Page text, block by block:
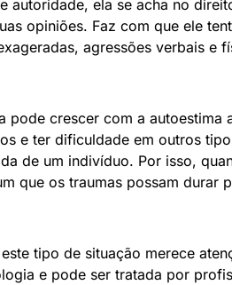
autoridade, ela se acha no
opiniões. Faz com que ele
agressões verbais e
pode crescer com a autoestima
e ter dificuldade em outros
de um indivíduo. Por isso,
que os traumas possam durar
tipo de situação merece
e pode ser tratada por